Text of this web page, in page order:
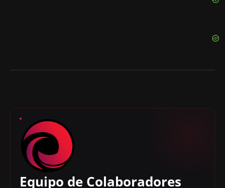
Equipo de Colaboradores